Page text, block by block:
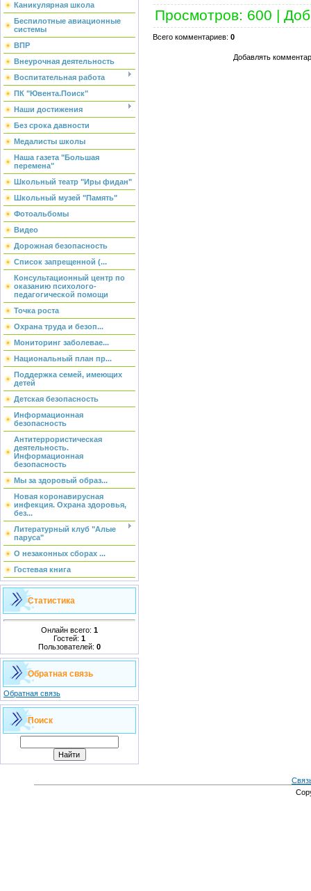
Каникулярная школа
Беспилотные авиационные
системы
ВПР
Внеурочная деятельность
Воспитательная работа
ПК "Ювента.Поиск"
Наши достижения
Без срока давности
Медалисты школы
Наша газета "Большая
перемена"
Школьный театр "Иры фидан"
Школьный музей "Память"
Фотоальбомы
Видео
Дорожная безопасность
Список запрещенной (...
Консультационный центр по
оказанию психолого-
педагогической помощи
Точка роста
Охрана труда и безоп...
Мониторинг заболевае...
Национальный план пр...
Поддержка семей, имеющих
детей
Детская безопасность
Информационная
безопасность
Антитеррористическая
деятельность.
Информационная
безопасность
Мы за здоровый образ...
Новая коронавирусная
инфекция. Охрана здоровья,
без...
Литературный клуб "Алые
паруса"
О незаконных сборах ...
Гостевая книга
Статистика
Онлайн всего: 1
Гостей: 1
Пользователей: 0
Обратная связь
Обратная связь
Поиск
Просмотров: 600 |
Всего комментариев: 0
Добавлять